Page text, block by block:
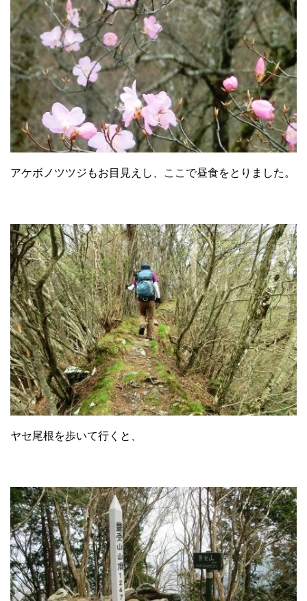
アケボノツツジもお目見えし、ここで昼食をとりました。
ヤセ尾根を歩いて行くと、